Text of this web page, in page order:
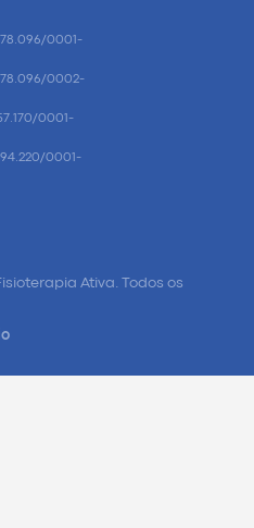
0001-
0002-
0001-
0001-
Ativa. Todos os